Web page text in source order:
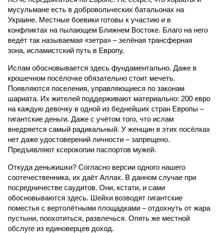
мусульмане есть в добровольческих батальонах на
Украине. Местные боевики готовы к участию и в
конфликтах на пылающем Ближнем Востоке. Благо на него
ведёт так называемая «зетра» – зелёная трансферная
зона, исламистский путь в Европу.
Ислам обосновывается здесь фундаментально. Даже в
крошечном посёлочке обязательно стоит мечеть.
Появляются поселения, управляющиеся по законам
шариата. Их жителей поддерживают материально: 200 евро
на каждую девочку в одной из беднейших стран Европы –
гигантские деньги. Даже с учётом того, что ислам
внедряется самый радикальный. У женщин в этих посёлках
нет даже удостоверений личности – запрещено.
Предъявляют ксерокопии паспортов мужей.
Откуда деньжишки? Согласно версии одного нашего
соотечественника, их даёт Аллах. В данном случае при
посредничестве саудитов. Они, кстати, и сами
обосновываются здесь. Шейхи возводят гигантские
поместья с вертолётными площадками – отдохнуть от жара
пустыни, поохотиться, развлечься. Опять же местной
обслуге из единоверцев доход.